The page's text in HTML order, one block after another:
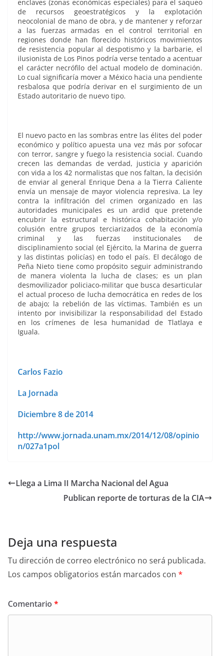
enclaves (zonas económicas especiales) para el saqueo
de recursos geoestratégicos y la explotación
neocolonial de mano de obra, y de mantener y reforzar
a las fuerzas armadas en el control territorial en
regiones donde han florecido históricos movimientos
de resistencia popular al despotismo y la barbarie, el
ilusionista de Los Pinos podría verse tentado a acentuar
el carácter necrófilo del actual modelo de dominación.
Lo cual significaría mover a México hacia una pendiente
resbalosa que podría derivar en el surgimiento de un
Estado autoritario de nuevo tipo.
El nuevo pacto en las sombras entre las élites del poder
económico y político apuesta una vez más por sofocar
con terror, sangre y fuego la resistencia social. Cuando
crecen las demandas de verdad, justicia y aparición
con vida a los 42 normalistas que nos faltan, la decisión
de enviar al general Enrique Dena a la Tierra Caliente
envía un mensaje de mayor violencia represiva. La ley
contra la infiltración del crimen organizado en las
autoridades municipales es un ardid que pretende
encubrir la estructural e histórica cohabitación y/o
colusión entre grupos terciarizados de la economía
criminal y las fuerzas institucionales de
disciplinamiento social (el Ejército, la Marina de guerra
y las distintas policías) en todo el país. El decálogo de
Peña Nieto tiene como propósito seguir administrando
de manera violenta la lucha de clases; es un plan
desmovilizador policiaco-militar que busca desarticular
el actual proceso de lucha democrática en redes de los
de abajo; la rebelión de las víctimas. También es un
intento por invisibilizar la responsabilidad del Estado
en los crímenes de lesa humanidad de Tlatlaya e
Iguala.
Carlos Fazio
La Jornada
Diciembre 8 de 2014
http://www.jornada.unam.mx/2014/12/08/opinio
n/027a1pol
Llega a Lima II Marcha Nacional del Agua
Publican reporte de torturas de la CIA
Deja una respuesta
Tu dirección de correo electrónico no será publicada.
Los campos obligatorios están marcados con *
Comentario *